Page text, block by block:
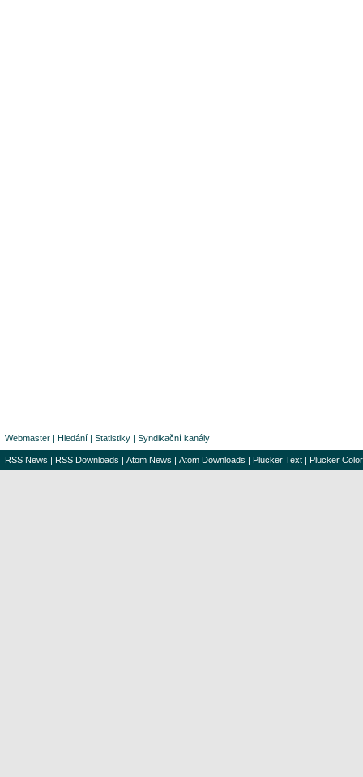
Webmaster | Hledání | Statistiky | Syndikační kanály
RSS News | RSS Downloads | Atom News | Atom Downloads | Plucker Text | Plucker Color